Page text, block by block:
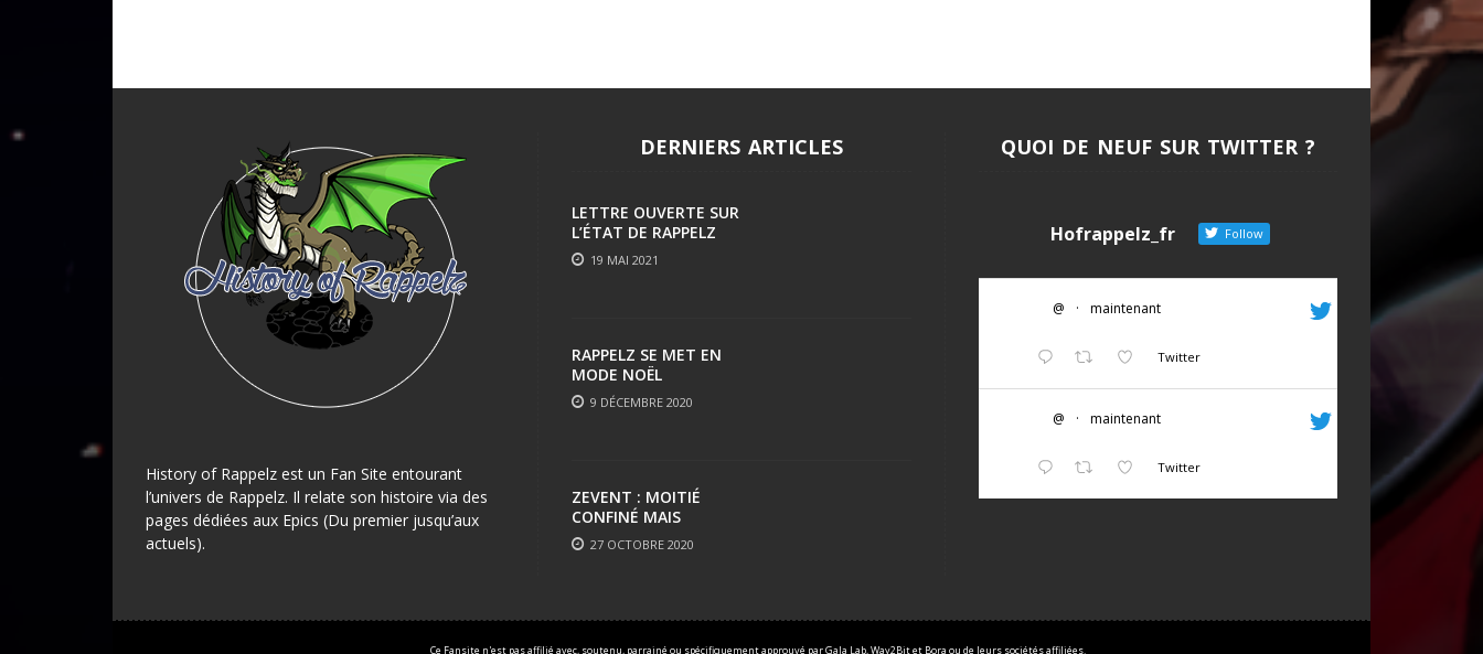
History of Rappelz est un Fan Site entourant
l’univers de Rappelz. Il relate son histoire via des
pages dédiées aux Epics (Du premier jusqu’aux
actuels).
DERNIERS ARTICLES
LETTRE OUVERTE SUR
L’ÉTAT DE RAPPELZ
19 MAI 2021
RAPPELZ SE MET EN
MODE NOËL
9 DÉCEMBRE 2020
ZEVENT : MOITIÉ
CONFINÉ MAIS
TOUJOURS AUSSI FUN
27 OCTOBRE 2020
QUOI DE NEUF SUR TWITTER ?
Hofrappelz_fr Follow
@ · maintenant
Twitter
@ · maintenant
Twitter
Ce Fansite n'est pas affilié avec, soutenu, parrainé ou spécifiquement approuvé par Gala Lab, Way2Bit et Bora ou de leurs sociétés affiliées.